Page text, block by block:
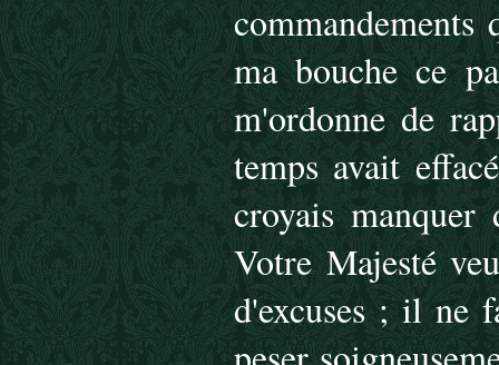
ma bouche ce
m'ordonne de
temps avait
croyais
Votre Majesté
d'excuses ; il ne